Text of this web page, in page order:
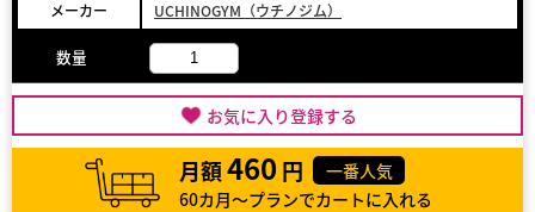
メーカー UCHINOGYM（ウチノジム）
数量
お気に入り登録する
月額460 円
一番人気
60カ月～プランでカートに入れる